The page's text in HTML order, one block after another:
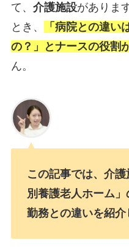
て、 介護施設がありま
とき、
「病院との違い
の？」とナースの役割
ん。
この記事では、介
別養護老人ホーム
勤務との違いを紹介